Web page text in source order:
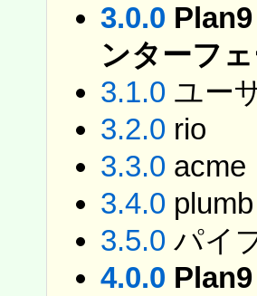
3.0.0
ンターフ
3.1.0 ユー
3.2.0 rio
3.3.0 acme
3.4.0 plumb
3.5.0 パイ
4.0.0